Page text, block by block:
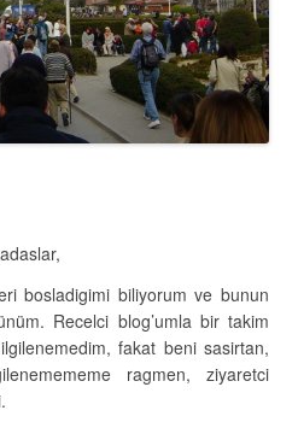
bosladigimi biliyorum ve bunun
Recelci blog’umla bir takim
fakat beni sasirtan,
ragmen, ziyaretci